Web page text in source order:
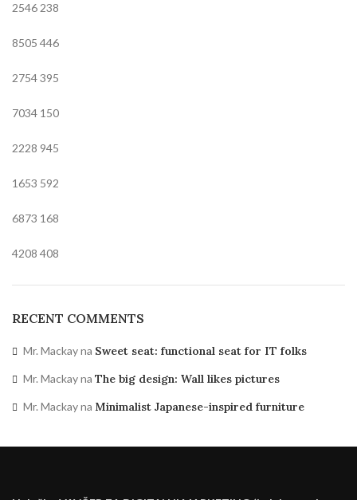
2546 238
8505 446
2754395
7034 150
2228 945
1653 592
6873 168
4208 408
RECENT COMMENTS
Mr. Mackayna Sweet seat: functional seat for IT folks
Mr. Mackayna The big design: Wall likes pictures
Mr. Mackayna Minimalist Japanese-inspired furniture